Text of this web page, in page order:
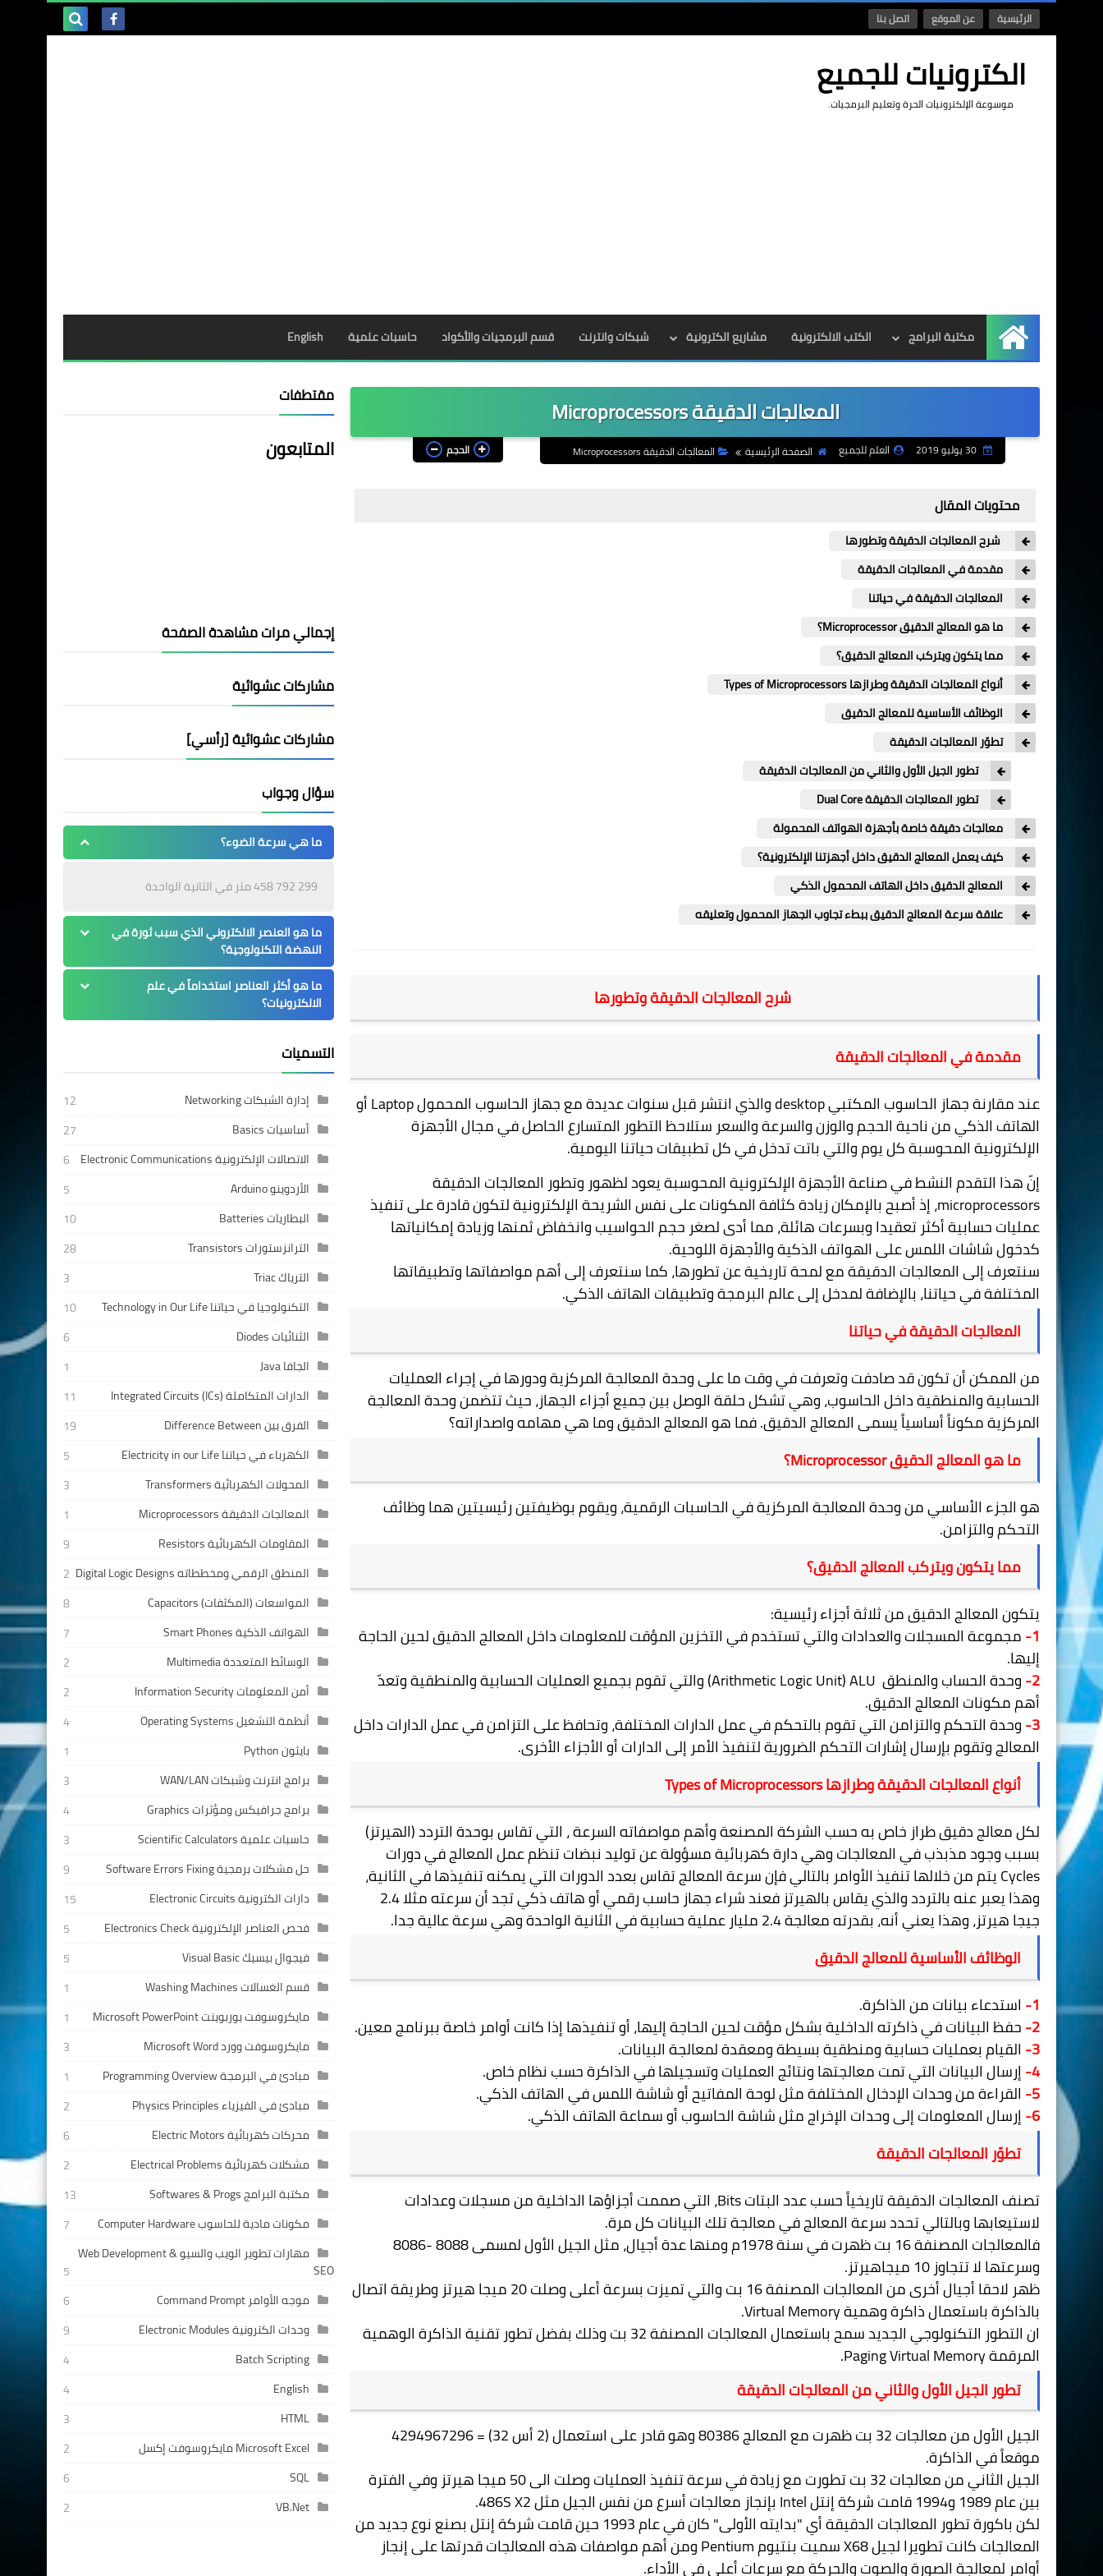
الرئيسية عن الموقع اتصل بنا
الكترونيات للجميع
موسوعة الإلكترونيات الحرة وتعليم البرمجيات.
الرئيسية
مكتبة البرامج الكتب الالكترونية مشاريع الكترونية شبكات وانترنت قسم البرمجيات والأكواد حاسبات علمية English
المعالجات الدقيقة Microprocessors
العلم للجميع الصفحة الرئيسية المعالجات الدقيقة Microprocessors الحجم
محتويات المقال
شرح المعالجات الدقيقة وتطورها
مقدمة في المعالجات الدقيقة
المعالجات الدقيقة في حياتنا
ما هو المعالج الدقيق Microprocessor؟
مما يتكون ويتركب المعالج الدقيق؟
أنواع المعالجات الدقيقة وطرازها Types of Microprocessors
الوظائف الأساسية للمعالج الدقيق
تطوّر المعالجات الدقيقة
تطور الجيل الأول والثاني من المعالجات الدقيقة
تطور المعالجات الدقيقة Dual Core
معالجات دقيقة خاصة بأجهزة الهواتف المحمولة
كيف يعمل المعالج الدقيق داخل أجهزتنا الإلكترونية؟
المعالج الدقيق داخل الهاتف المحمول الذكي
علاقة سرعة المعالج الدقيق ببطء تجاوب الجهاز المحمول وتعليقه
شرح المعالجات الدقيقة وتطورها
مقدمة في المعالجات الدقيقة
عند مقارنة جهاز الحاسوب المكتبيdesktopوالذي انتشر قبل سنوات عديدة مع جهاز الحاسوب المحمولLaptopأو
الهاتف الذكي من ناحية الحجم والوزن والسرعة والسعر ستلاحظ التطور المتسارع الحاصل في مجال الأجهزة
الإلكترونية المحوسبة كل يوم والتي باتت تدخل في كل تطبيقات حياتنا اليومية.
إنّ هذا التقدم النشط في صناعة الأجهزة الإلكترونية المحوسبة يعود لظهور وتطور المعالجات الدقيقة
microprocessors، إذ أصبح بالإمكان زيادة كثافة المكونات على نفس الشريحة الإلكترونية لتكون قادرة على تنفيذ
عمليات حسابية أكثر تعقيدا وبسرعات هائلة، مما أدى لصغر حجم الحواسيب وانخفاض ثمنها وزيادة إمكانياتها
كدخول شاشات اللمس على الهواتف الذكية والأجهزة اللوحية.
سنتعرف إلى المعالجات الدقيقة مع لمحة تاريخية عن تطورها، كما سنتعرف إلى أهم مواصفاتها وتطبيقاتها
المختلفة في حياتنا، بالإضافة لمدخل إلى عالم البرمجة وتطبيقات الهاتف الذكي.
المعالجات الدقيقة في حياتنا
من الممكن أن تكون قد صادفت وتعرفت في وقت ما على وحدة المعالجة المركزية ودورها في إجراء العمليات
الحسابية والمنطقية داخل الحاسوب، وهي تشكل حلقة الوصل بين جميع أجزاء الجهاز، حيث تتضمن وحدة المعالجة
المركزية مكوناً أساسياً يسمى المعالج الدقيق. فما هو المعالج الدقيق وما هي مهامه واصداراته؟
ما هو المعالج الدقيقMicroprocessor؟
هو الجزء الأساسي من وحدة المعالجة المركزية في الحاسبات الرقمية، ويقوم بوظيفتين رئيسيتين هما وظائف
التحكم والتزامن.
مما يتكون ويتركب المعالج الدقيق؟
يتكون المعالج الدقيق من ثلاثة أجزاء رئيسية:
1- مجموعة المسجلات والعدادات والتي تستخدم في التخزين المؤقت للمعلومات داخل المعالج الدقيق لحين الحاجة
إليها.
2- وحدة الحساب والمنطق (Arithmetic Logic Unit) ALUوالتي تقوم بجميع العمليات الحسابية والمنطقية وتعدّ
أهم مكونات المعالج الدقيق.
3- وحدة التحكم والتزامن التي تقوم بالتحكم في عمل الدارات المختلفة، وتحافظ على التزامن في عمل الدارات داخل
المعالج وتقوم بإرسال إشارات التحكم الضرورية لتنفيذ الأمر إلى الدارات أو الأجزاء الأخرى.
أنواع المعالجات الدقيقة وطرازهاTypes of Microprocessors
لكل معالج دقيق طراز خاص به حسب الشركة المصنعة وأهم مواصفاته السرعة ، التي تقاس بوحدة التردد (الهيرتز)
بسبب وجود مذبذب في المعالجات وهي دارة كهربائية مسؤولة عن توليد نبضات تنظم عمل المعالج في دورات
Cycles يتم من خلالها تنفيذ الأوامر بالتالي فإن سرعة المعالج تقاس بعدد الدورات التي يمكنه تنفيذها في الثانية،
وهذا يعبر عنه بالتردد والذي يقاس بالهيرتز فعند شراء جهاز حاسب رقمي أو هاتف ذكي تجد أن سرعته مثلا 2.4
جيجا هيرتز، وهذا يعني أنه، بقدرته معالجة 2.4 مليار عملية حسابية في الثانية الواحدة وهي سرعة عالية جدا.
الوظائف الأساسية للمعالج الدقيق
1- استدعاء بيانات من الذاكرة.
2- حفظ البيانات في ذاكرته الداخلية بشكل مؤقت لحين الحاجة إليها، أو تنفيذها إذا كانت أوامر خاصة ببرنامج معين.
3- القيام بعمليات حسابية ومنطقية بسيطة ومعقدة لمعالجة البيانات.
4- إرسال البيانات التي تمت معالجتها ونتائج العمليات وتسجيلها في الذاكرة حسب نظام خاص.
5- القراءة من وحدات الإدخال المختلفة مثل لوحة المفاتيح أو شاشة اللمس في الهاتف الذكي.
6- إرسال المعلومات إلى وحدات الإخراج مثل شاشة الحاسوب أو سماعة الهاتف الذكي.
تطوّر المعالجات الدقيقة
تصنف المعالجات الدقيقة تاريخياً حسب عدد البتاتBits، التي صممت أجزاؤها الداخلية من مسجلات وعدادات
لاستيعابها وبالتالي تحدد سرعة المعالج في معالجة تلك البيانات كل مرة.
فالمعالجات المصنفة 16 بت ظهرت في سنة 1978م ومنها عدة أجيال، مثل الجيل الأول لمسمى 8088 -8086
وسرعتها لا تتجاوز 10 ميجاهيرتز.
ظهر لاحقا أجيال أخرى من المعالجات المصنفة 16 بت والتي تميزت بسرعة أعلى وصلت 20 ميجا هيرتز وطريقة اتصال
بالذاكرة باستعمال ذاكرة وهميةVirtual Memory
.
ان التطور التكنولوجي الجديد سمح باستعمال المعالجات المصنفة 32 بت وذلك بفضل تطور تقنية الذاكرة الوهمية
المرقمةPaging Virtual Memory
.
تطور الجيل الأول والثاني من المعالجات الدقيقة
الجيل الأول من معالجات 32 بت ظهرت مع المعالج 80386 وهو قادر على استعمال (2 أس 32) = 4294967296
موقعاً في الذاكرة.
الجيل الثاني من معالجات 32 بت تطورت مع زيادة في سرعة تنفيذ العمليات وصلت الى 50 ميجا هيرتز وفي الفترة
بين عام 1989 و1994 قامت شركة إنتل
Intel بإنجاز معالجات أسرع من نفس الجيل مثل 486S X2.
لكن باكورة تطور المعالجات الدقيقة أي "بدايته الأولى" كان في عام 1993 حين قامت شركة إنتل بصنع نوع جديد من
المعالجات كانت تطويرا لجيلX68سميت بنتيومPentiumومن أهم مواصفات هذه المعالجات قدرتها على إنجاز
أوامر لمعالجة الصورة والصوت والحركة مع سرعات أعلى في الأداء.
مقتطفات
المتابعون
إجمالي مرات مشاهدة الصفحة
مشاركات عشوائية
مشاركات عشوائية [رأسي]
سؤال وجواب
ما هي سرعة الضوء؟
299 792 458 مثر في الثانية الواحدة
ما هو العنصر الالكتروني الذي سبب ثورة في
النهضة التكنولوجية؟
ما هو أكثر العناصر استخداماً في علم
الالكترونيات؟
التسميات
إدارة الشبكات Networking
12
أساسيات Basics
27
الاتصالات الإلكترونية Electronic Communications
6
الأردوينو Arduino
5
البطاريات Batteries
10
الترانزستورات Transistors
28
الترياك Triac
3
التكنولوجيا في حياتنا Technology in Our Life
10
الثنائيات Diodes
6
الجافا Java
1
الدارات المتكاملة Integrated Circuits (ICs)
11
الفرق بين Difference Between
19
الكهرباء في حياتنا Electricity in our Life
5
المحولات الكهربائية Transformers
3
المعالجات الدقيقة Microprocessors
1
المقاومات الكهربائية Resistors
9
المنطق الرقمي ومخططاته Digital Logic Designs
2
المواسعات (المكثفات) Capacitors
8
الهواتف الذكية Smart Phones
7
الوسائط المتعددة Multimedia
2
أمن المعلومات Information Security
2
أنظمة التشغيل Operating Systems
4
بايثون Python
1
برامج انترنت وشبكات WAN/LAN
3
برامج جرافيكس ومؤثرات Graphics
4
حاسبات علمية Scientific Calculators
3
حل مشكلات برمجية Software Errors Fixing
9
دارات الكترونية Electronic Circuits
15
فحص العناصر الإلكترونية Electronics Check
5
فيجوال بيسيك Visual Basic
5
قسم الغسالات Washing Machines
1
مايكروسوفت بوربوينت Microsoft PowerPoint
1
مايكروسوفت وورد Microsoft Word
3
مبادئ في البرمجة Programming Overview
1
مبادئ في الفيزياء Physics Principles
2
محركات كهربائية Electric Motors
6
مشكلات كهربائية Electrical Problems
2
مكتبة البرامج Softwares & Progs
13
مكونات مادية للحاسوب Computer Hardware
7
مهارات تطوير الويب والسيو Web Development &
SEO
5
موجه الأوامر Command Prompt
6
وحدات الكترونية Electronic Modules
9
Batch Scripting
4
English
4
HTML
3
Microsoft Excel مايكروسوفت إكسل
2
SQL
6
VB.Net
2